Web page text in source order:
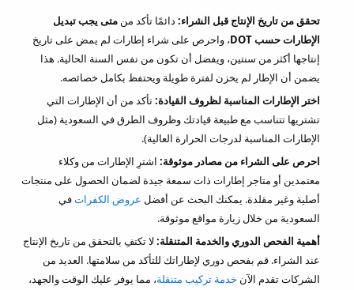
تحقق من تاريخ الإنتاج قبل الشراء: دائمًا تأكد من متى يجب تبديل
الإطارات حسب DOT
، واحرص على شراء إطارات لم يمض على تاريخ
إنتاجها أكثر من سنتين، ويفضل أن تكون من نفس السنة الحالية. هذا
يضمن أن الإطار لم يخزن لفترة طويلة ويحتفظ بكامل خصائصه.
اختر الإطارات المناسبة لظروف القيادة:تأكد من أن الإطارات التي
تشتريها تتناسب مع طبيعة قيادتك وظروف الطرق في السعودية (مثل
الإطارات المناسبة لدرجات الحرارة العالية).
احرص على الشراء من مصادر موثوقة: اشترِ الإطارات من وكلاء
معتمدين أو متاجر إطارات ذات سمعة جيدة لضمان الحصول على منتجات
أصلية وغير مقلدة. يمكنك البحث عن أفضل عروض الكفراتفي
السعودية من خلال زيارة مواقع موثوقة.
أهمية الفحص الدوري والخدمة المتنقلة: لا تكتفِ بالتحقق من تاريخ الإنتاج
عند الشراء. قم بفحص دوري لإطاراتك للتأكد من سلامتها. العديد من
الشركات تقدم الآن خدمة تركيب متنقلة، مما يوفر عليك الوقت والجهد،